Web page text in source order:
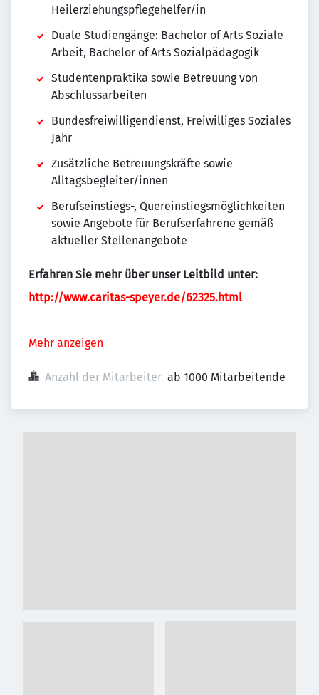
Heilerziehungspflegehelfer/in
Duale Studiengänge: Bachelor of Arts Soziale
Arbeit, Bachelor of Arts Sozialpädagogik
Studentenpraktika sowie Betreuung von
Abschlussarbeiten
Bundesfreiwilligendienst, Freiwilliges Soziales
Jahr
Zusätzliche Betreuungskräfte sowie
Alltagsbegleiter/innen
Berufseinstiegs-, Quereinstiegsmöglichkeiten
sowie Angebote für Berufserfahrene gemäß
aktueller Stellenangebote
Erfahren Sie mehr über unser Leitbild unter:
http://www.caritas-speyer.de/62325.html
Mehr anzeigen
Anzahl der Mitarbeiter ab 1000 Mitarbeitende